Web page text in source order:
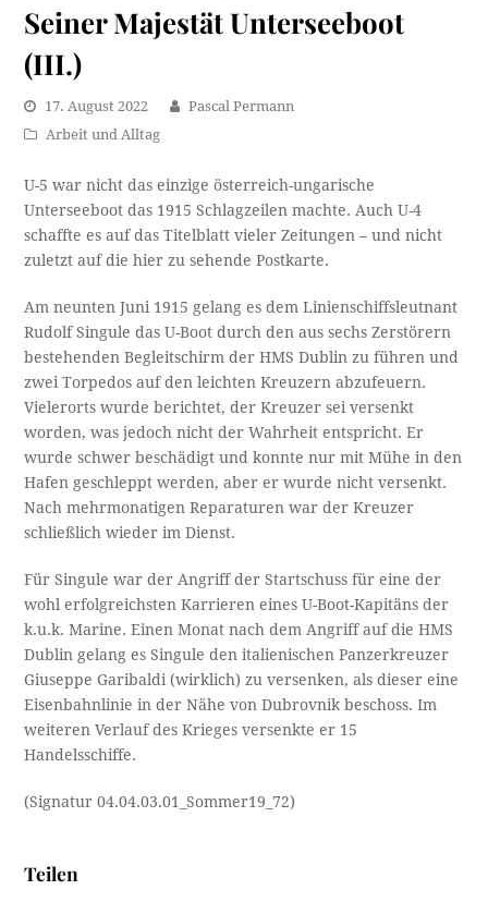
Seiner Majestät Unterseeboot
(III.)
17. August 2022
Pascal Permann
Arbeit und Alltag
U-5 war nicht das einzige österreich-ungarische
Unterseeboot das 1915 Schlagzeilen machte. Auch U-4
schaffte es auf das Titelblatt vieler Zeitungen – und nicht
zuletzt auf die hier zu sehende Postkarte.
Am neunten Juni 1915 gelang es dem Linienschiffsleutnant
Rudolf Singule das U-Boot durch den aus sechs Zerstörern
bestehenden Begleitschirm der HMS Dublin zu führen und
zwei Torpedos auf den leichten Kreuzern abzufeuern.
Vielerorts wurde berichtet, der Kreuzer sei versenkt
worden, was jedoch nicht der Wahrheit entspricht. Er
wurde schwer beschädigt und konnte nur mit Mühe in den
Hafen geschleppt werden, aber er wurde nicht versenkt.
Nach mehrmonatigen Reparaturen war der Kreuzer
schließlich wieder im Dienst.
Für Singule war der Angriff der Startschuss für eine der
wohl erfolgreichsten Karrieren eines U-Boot-Kapitäns der
k.u.k. Marine. Einen Monat nach dem Angriff auf die HMS
Dublin gelang es Singule den italienischen Panzerkreuzer
Giuseppe Garibaldi (wirklich) zu versenken, als dieser eine
Eisenbahnlinie in der Nähe von Dubrovnik beschoss. Im
weiteren Verlauf des Krieges versenkte er 15
Handelsschiffe.
(Signatur 04.04.03.01_Sommer19_72)
Teilen